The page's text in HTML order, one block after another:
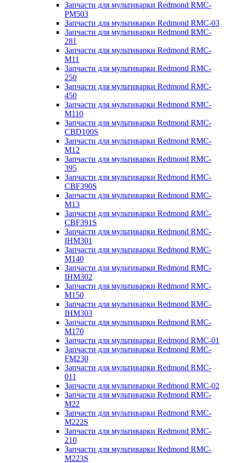
Запчасти для мультиварки Redmond RMC-
PM503
Запчасти для мультиварки Redmond RMC-03
Запчасти для мультиварки Redmond RMC-
281
Запчасти для мультиварки Redmond RMC-
M11
Запчасти для мультиварки Redmond RMC-
250
Запчасти для мультиварки Redmond RMC-
450
Запчасти для мультиварки Redmond RMC-
M110
Запчасти для мультиварки Redmond RMC-
CBD100S
Запчасти для мультиварки Redmond RMC-
M12
Запчасти для мультиварки Redmond RMC-
395
Запчасти для мультиварки Redmond RMC-
CBF390S
Запчасти для мультиварки Redmond RMC-
M13
Запчасти для мультиварки Redmond RMC-
CBF391S
Запчасти для мультиварки Redmond RMC-
IHM301
Запчасти для мультиварки Redmond RMC-
M140
Запчасти для мультиварки Redmond RMC-
IHM302
Запчасти для мультиварки Redmond RMC-
M150
Запчасти для мультиварки Redmond RMC-
IHM303
Запчасти для мультиварки Redmond RMC-
M170
Запчасти для мультиварки Redmond RMC-01
Запчасти для мультиварки Redmond RMC-
FM230
Запчасти для мультиварки Redmond RMC-
011
Запчасти для мультиварки Redmond RMC-02
Запчасти для мультиварки Redmond RMC-
M22
Запчасти для мультиварки Redmond RMC-
M222S
Запчасти для мультиварки Redmond RMC-
210
Запчасти для мультиварки Redmond RMC-
M223S